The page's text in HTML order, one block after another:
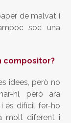
de malvat i
soc una
compositor?
idees, però no
hi, però ara
és difícil fer-ho
molt diferent i